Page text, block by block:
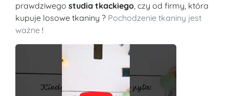
prawdziwego studia tkackiego, czy od firmy, która
kupuje losowe tkaniny ? Pochodzenie tkaniny jest
ważne !